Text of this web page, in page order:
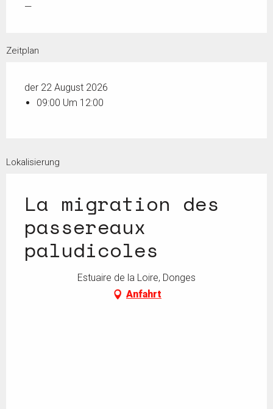
—
Zeitplan
der 22 August 2026
09:00 Um 12:00
Lokalisierung
La migration des
passereaux
paludicoles
Estuaire de la Loire, Donges
Anfahrt